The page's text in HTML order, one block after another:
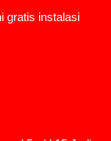
gratis instalasi